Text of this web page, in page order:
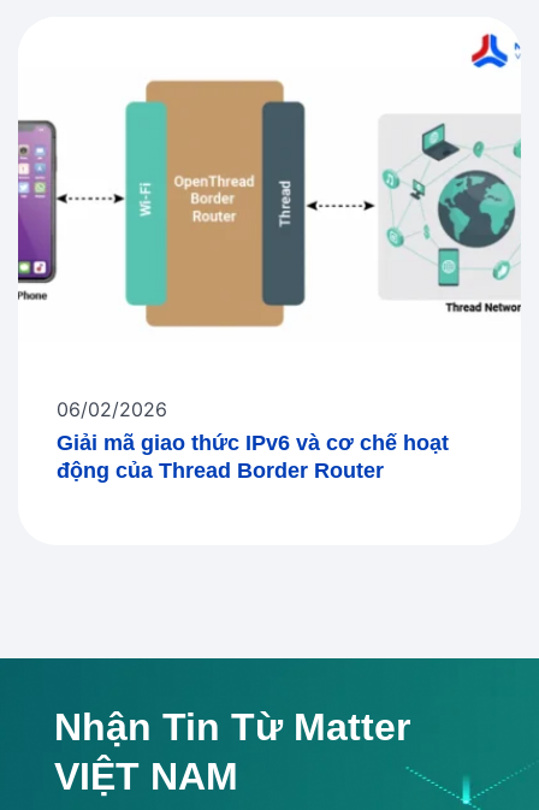
Giải mã giao thức IPv6 và cơ chế hoạt
động của Thread Border Router
06/02/2026
Nhận Tin Từ Matter
VIỆT NAM